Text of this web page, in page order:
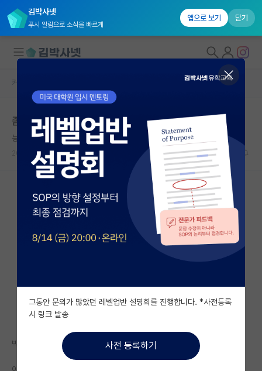
김박사넷
푸시 알림으로 소식을 빠르게
앱으로 보기 닫기
대학원생 모집
국내대학원 정보
연구실&오픈랩
커뮤니티
커뮤니티 홈
전체글보기
베스트 게시판
자유 게시판(아무개랩)
미국 유학 게시판
미국 대학원 합격 후기 게시판
대학원생 모집 게시판
커뮤니티 홈
좀 더 hot한 주제를 골랐어야 했다..
능글맞은 백석
2026.04.24 4 1730
박사 학위를 시작하기 전 현재의 연구 분야의 논문을 보고
이 연구 분야가 나아가고자 하는 방향 기여하고자 하는 방향에 매료되었다.
그동안 문의가 많았던 레벨업반 설명회를 진행합니다. *사전등록
시 링크 발송
사전 등록하기